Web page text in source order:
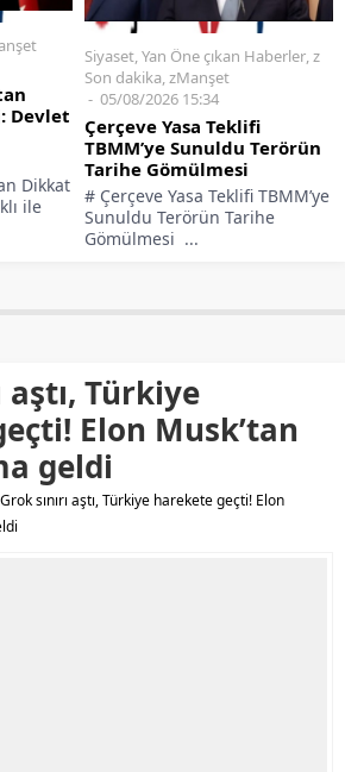
Devlet
Dikkat
ile
Siyaset,Yan Öne çıkan Haberler,z
Son dakika,zManşet
05/08/2026 15:34
Çerçeve Yasa Teklifi
TBMM’ye Sunuldu Terörün
Tarihe Gömülmesi
# Çerçeve Yasa Teklifi TBMM’ye
Sunuldu Terörün Tarihe
Gömülmesi ...
aştı, Türkiye
Elon Musk’tan
geldi
Grok sınırı aştı, Türkiye harekete geçti! Elon